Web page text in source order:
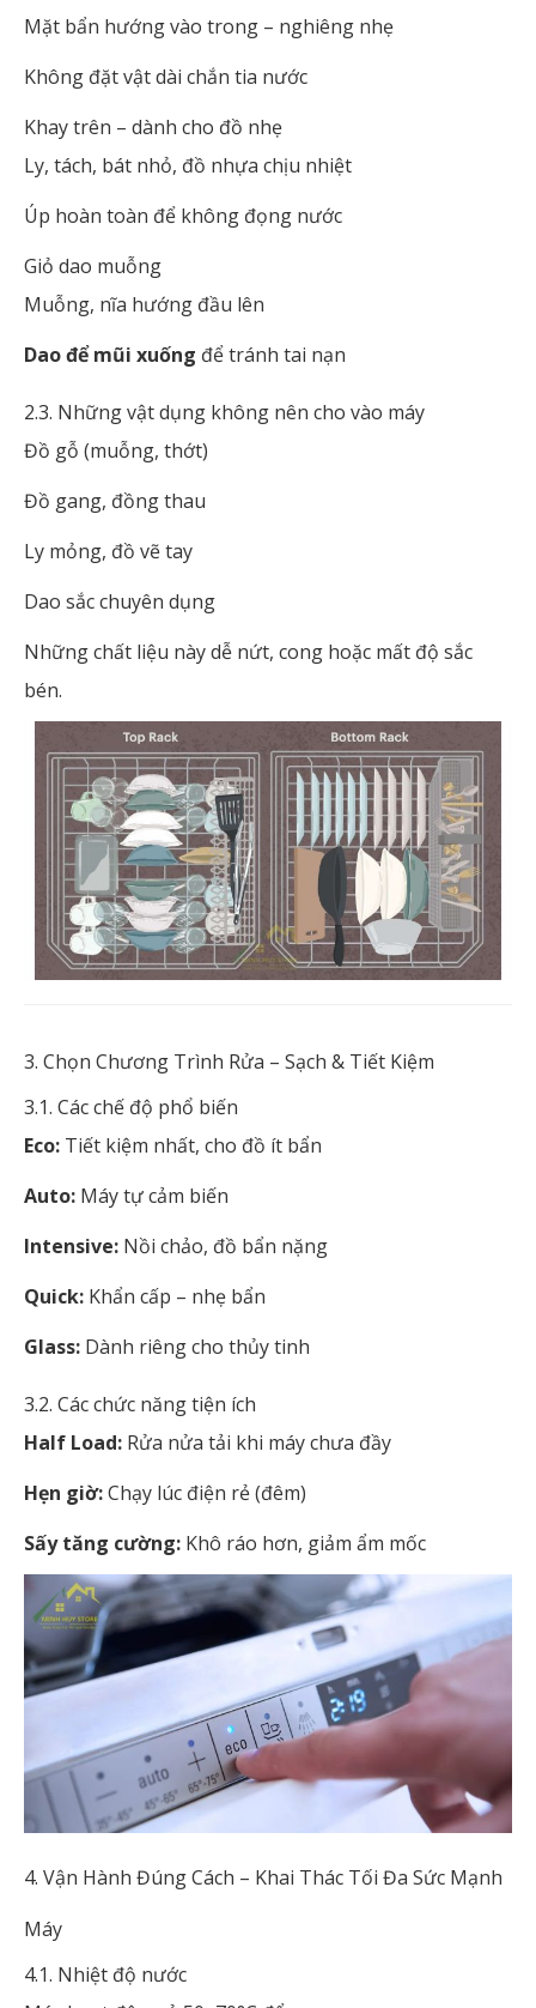
Mặt bẩn hướng vào trong – nghiêng nhẹ
Không đặt vật dài chắn tia nước
Khay trên – dành cho đồ nhẹ
Ly, tách, bát nhỏ, đồ nhựa chịu nhiệt
Úp hoàn toàn để không đọng nước
Giỏ dao muỗng
Muỗng, nĩa hướng đầu lên
Dao để mũi xuống để tránh tai nạn
2.3. Những vật dụng không nên cho vào máy
Đồ gỗ (muỗng, thớt)
Đồ gang, đồng thau
Ly mỏng, đồ vẽ tay
Dao sắc chuyên dụng
Những chất liệu này dễ nứt, cong hoặc mất độ sắc
bén.
3. Chọn Chương Trình Rửa – Sạch & Tiết Kiệm
3.1. Các chế độ phổ biến
Eco: Tiết kiệm nhất, cho đồ ít bẩn
Auto: Máy tự cảm biến
Intensive: Nồi chảo, đồ bẩn nặng
Quick: Khẩn cấp – nhẹ bẩn
Glass: Dành riêng cho thủy tinh
3.2. Các chức năng tiện ích
Half Load: Rửa nửa tải khi máy chưa đầy
Hẹn giờ:Chạy lúc điện rẻ (đêm)
Sấy tăng cường: Khô ráo hơn, giảm ẩm mốc
4. Vận Hành Đúng Cách – Khai Thác Tối Đa Sức Mạnh
Máy
4.1. Nhiệt độ nước